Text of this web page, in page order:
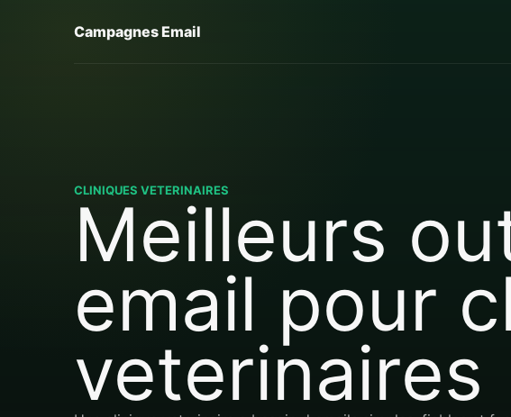
Campagnes Email
CLINIQUES VETERINAIRES
Meilleurs
email pour
veterinaires